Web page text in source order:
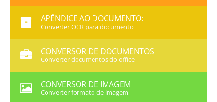
APÊNDICE AO DOCUMENTO:
Converter OCR para documento
CONVERSOR DE DOCUMENTOS
Converter documentos do office
CONVERSOR DE IMAGEM
Converter formato de imagem